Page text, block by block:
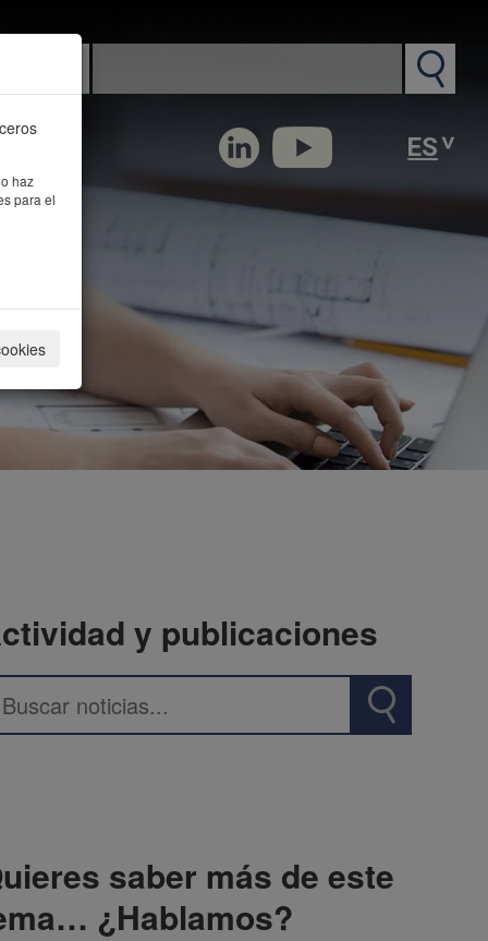
y publicaciones
saber más de este
¿Hablamos?
haz
para el